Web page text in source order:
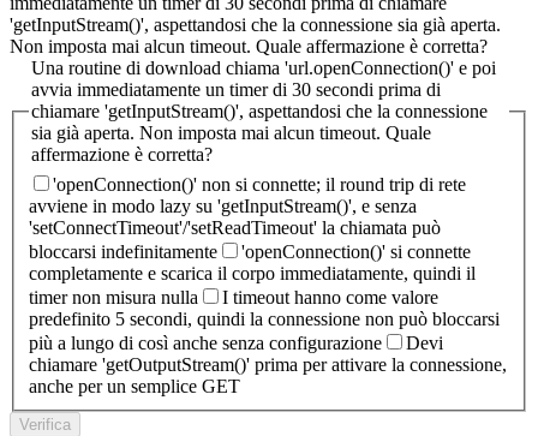
'getInputStream()', aspettandosi che la connessione sia già aperta.
Non imposta mai alcun timeout. Quale affermazione è corretta?
Una routine di download chiama 'url.openConnection()' e poi
avvia immediatamente un timer di 30 secondi prima di
chiamare 'getInputStream()', aspettandosi che la connessione
sia già aperta. Non imposta mai alcun timeout. Quale
affermazione è corretta?
'openConnection()' non si connette; il round trip di rete
avviene in modo lazy su 'getInputStream()', e senza
'setConnectTimeout'/'setReadTimeout' la chiamata può
bloccarsi indefinitamente
'openConnection()' si connette
completamente e scarica il corpo immediatamente, quindi il
timer non misura nulla
I timeout hanno come valore
predefinito 5 secondi, quindi la connessione non può bloccarsi
più a lungo di così anche senza configurazione
Devi
chiamare 'getOutputStream()' prima per attivare la connessione,
anche per un semplice GET
Verifica